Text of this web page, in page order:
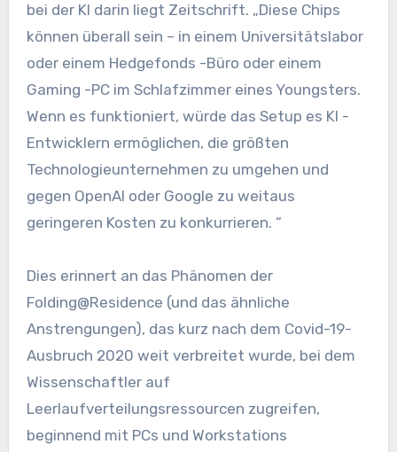
bei der KI darin liegt Zeitschrift. „Diese Chips
können überall sein – in einem Universitätslabor
oder einem Hedgefonds -Büro oder einem
Gaming -PC im Schlafzimmer eines Youngsters.
Wenn es funktioniert, würde das Setup es KI -
Entwicklern ermöglichen, die größten
Technologieunternehmen zu umgehen und
gegen OpenAI oder Google zu weitaus
geringeren Kosten zu konkurrieren. “
Dies erinnert an das Phänomen der
Folding@Residence (und das ähnliche
Anstrengungen), das kurz nach dem Covid-19-
Ausbruch 2020 weit verbreitet wurde, bei dem
Wissenschaftler auf
Leerlaufverteilungsressourcen zugreifen,
beginnend mit PCs und Workstations